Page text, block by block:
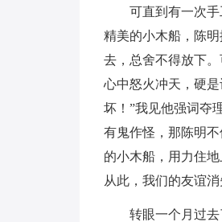
可直到有一次
精美的小木船，陈
去，总舍不得放下
心中怒火冲天，硬
坏！”我见他强词夺
有鬼作怪，那陈明
的小木船，用力住
从此，我们的友谊消
转眼一个月过